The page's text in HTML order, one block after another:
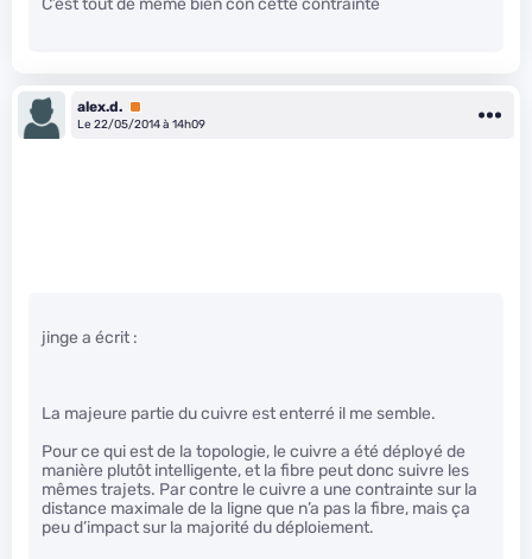
alex.d. Premium
Le 22/05/2014 à 14h09
jinge a écrit :
La majeure partie du cuivre est enterré il me semble.
Pour ce qui est de la topologie, le cuivre a été déployé de
manière plutôt intelligente, et la fibre peut donc suivre les
mêmes trajets. Par contre le cuivre a une contrainte sur la
distance maximale de la ligne que n’a pas la fibre, mais ça
peu d’impact sur la majorité du déploiement.